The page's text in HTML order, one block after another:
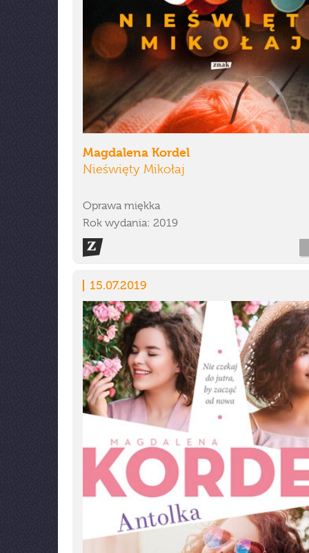
Magdalena Kordel
Nieświęty Mikołaj
Oprawa miękka
Rok wydania: 2019
15.07.2019